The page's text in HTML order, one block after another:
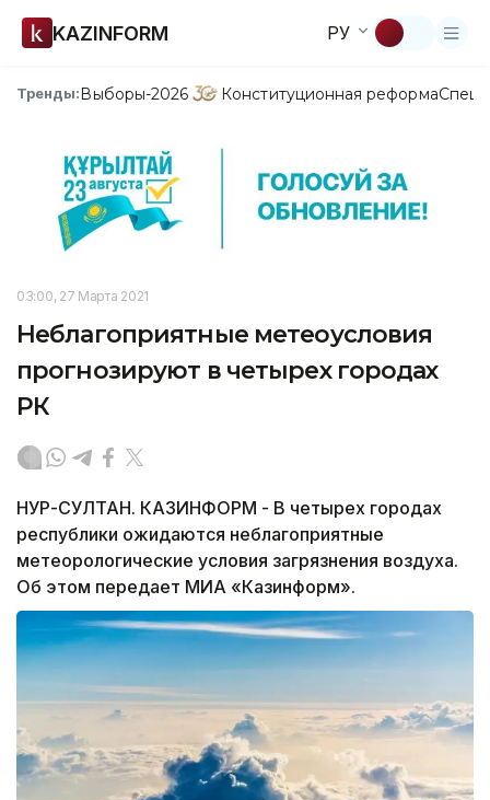
KAZINFORM РУ
Тренды:Выборы-2026 Конституционная реформа
03:00, 27 Марта 2021
Неблагоприятные метеоусловия
прогнозируют в четырех городах
РК
НУР-СУЛТАН. КАЗИНФОРМ - В четырех городах
республики ожидаются неблагоприятные
метеорологические условия загрязнения воздуха.
Об этом передает МИА «Казинформ».